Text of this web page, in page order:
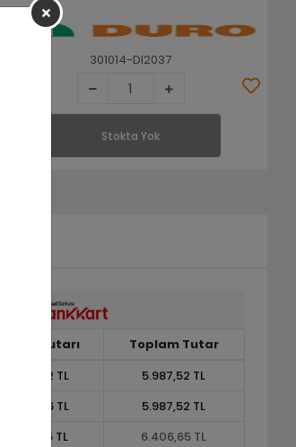
29914-291114-DI2039
Stokta Yok
Taksit Tutarı
Toplam Tutar
5.987,52 TL
5.987,52 TL
2.993,76 TL
5.987,52 TL
2.135,55 TL
6.406,65 TL